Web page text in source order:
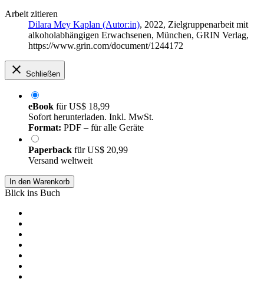
Arbeit zitieren
Dilara Mey Kaplan (Autor:in), 2022, Zielgruppenarbeit mit
alkoholabhängigen Erwachsenen, München, GRIN Verlag,
https://www.grin.com/document/1244172
Schließen
eBook fürUS$ 18,99
Sofort herunterladen. Inkl. MwSt.
Format: PDF – für alle Geräte
Paperback fürUS$ 20,99
Versand weltweit
In den Warenkorb
Blick ins Buch